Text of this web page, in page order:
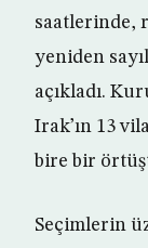
saatlerinde,
yeniden
açıkladı.
Irak’ın 13
bire bir
Seçimlerin